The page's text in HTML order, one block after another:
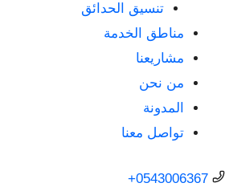
تنسيق الحدائق
مناطق الخدمة
مشاريعنا
من نحن
المدونة
تواصل معنا
0543006367+